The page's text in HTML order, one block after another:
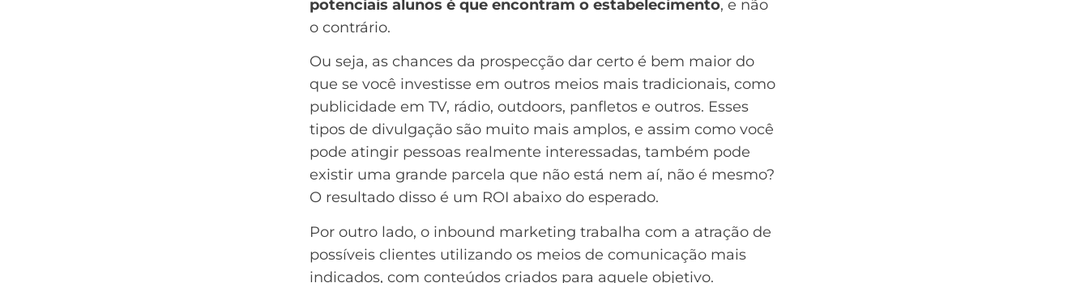
potenciais alunos é que encontram o estabelecimento, e não
o contrário.
Ou seja, as chances da prospecção dar certo é bem maior do
que se você investisse em outros meios mais tradicionais, como
publicidade em TV, rádio, outdoors, panfletos e outros. Esses
tipos de divulgação são muito mais amplos, e assim como você
pode atingir pessoas realmente interessadas, também pode
existir uma grande parcela que não está nem aí, não é mesmo?
O resultado disso é um ROI abaixo do esperado.
Por outro lado, o inbound marketing trabalha com a atração de
possíveis clientes utilizando os meios de comunicação mais
indicados, com conteúdos criados para aquele objetivo.